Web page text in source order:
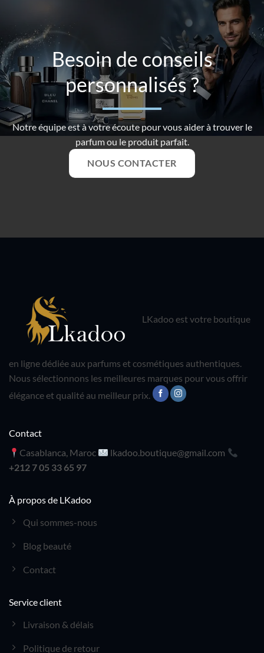
Besoin de conseils
personnalisés ?
Notre équipe est à votre écoute pour vous aider à trouver le
parfum ou le produit parfait.
NOUS CONTACTER
LKadoo est votre boutique
en ligne dédiée aux parfums et cosmétiques authentiques.
Nous sélectionnons les meilleures marques pour vous offrir
élégance et qualité au meilleur prix.
À propos de LKadoo
Qui sommes-nous
Blog beauté
Contact
Service client
Livraison & délais
Politique de retour
Contact
Casablanca, Maroc
lkadoo.boutique@gmail.com
+212 7 05 33 65 97